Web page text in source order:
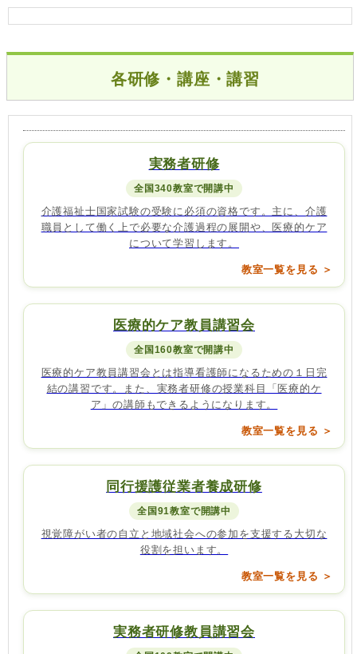
各研修・講座・講習
実務者研修
全国340教室で開講中
介護福祉士国家試験の受験に必須の資格です。主に、介護
職員として働く上で必要な介護過程の展開や、医療的ケア
について学習します。
教室一覧を見る ＞
医療的ケア教員講習会
全国160教室で開講中
医療的ケア教員講習会とは指導看護師になるための１日完
結の講習です。また、実務者研修の授業科目「医療的ケ
ア」の講師もできるようになります。
教室一覧を見る ＞
同行援護従業者養成研修
全国91教室で開講中
視覚障がい者の自立と地域社会への参加を支援する大切な
役割を担います。
教室一覧を見る ＞
実務者研修教員講習会